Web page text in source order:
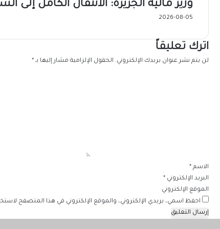
وزير مالية الجزيرة: الانتقال الكامل إلى
2026-08-05
اترك تعليقاً
لن يتم نشر عنوان بريدك الإلكتروني. الحقول الإلزامية مشار إليها بـ *
الاسم *
البريد الإلكتروني *
الموقع الإلكتروني
احفظ اسمي، بريدي الإلكتروني، والموقع الإلكتروني في هذا المتصفح